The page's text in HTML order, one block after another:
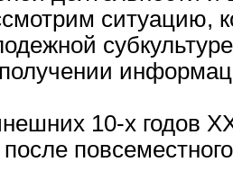
ситуацию,
получении
10-х годов